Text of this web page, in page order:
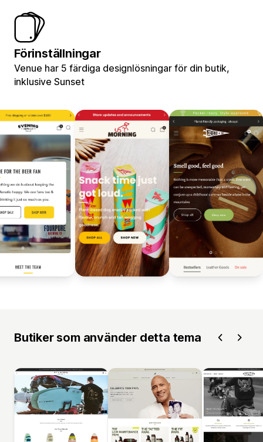
Förinställningar
Venue har 5 färdiga designlösningar för din butik,
inklusive Sunset
Butiker som använder detta tema